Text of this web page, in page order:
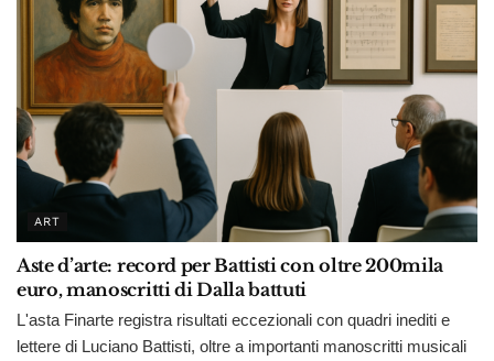
ART
Aste d’arte: record per Battisti con oltre 200mila
euro, manoscritti di Dalla battuti
L'asta Finarte registra risultati eccezionali con quadri inediti e
lettere di Luciano Battisti, oltre a importanti manoscritti musicali